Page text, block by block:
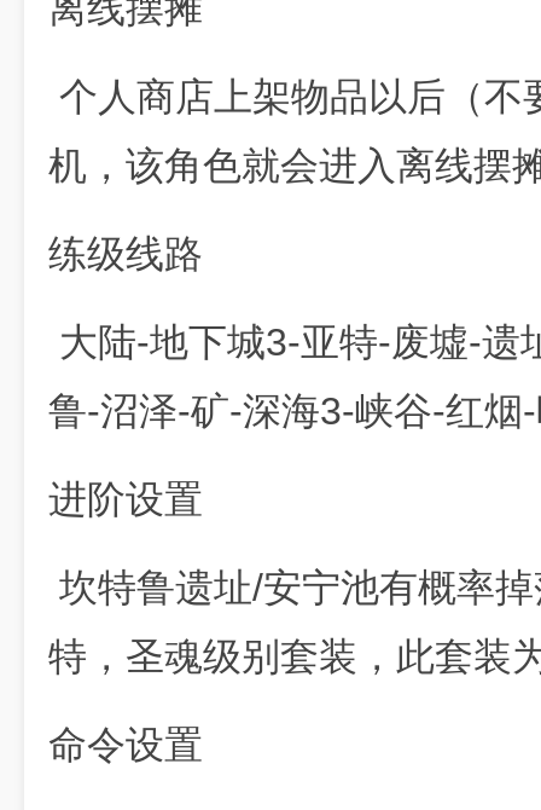
离线摆摊
个人商店上架物品以后（
机，该角色就会进入离线摆
练级线路
大陆-地下城3-亚特-废墟-遗
鲁-沼泽-矿-深海3-峡谷-红烟
进阶设置
坎特鲁遗址/安宁池有概率
特，圣魂级别套装，此套装
命令设置